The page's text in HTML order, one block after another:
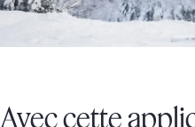
Avec cette